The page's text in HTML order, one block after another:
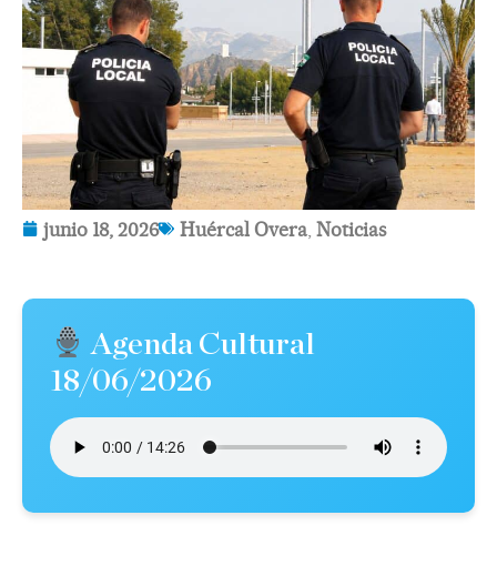
junio 18, 2026 Huércal Overa Noticias
Agenda Cultural
18/06/2026